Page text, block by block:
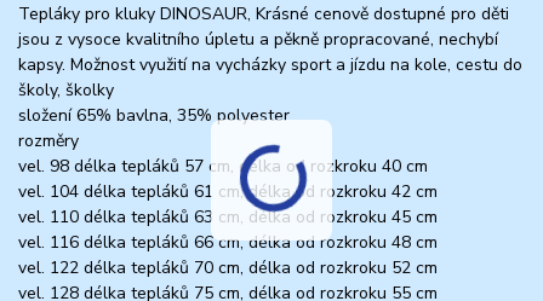
Tepláky pro kluky DINOSAUR, Krásné cenově dostupné pro děti
jsou z vysoce kvalitního úpletu a pěkně propracované, nechybí
kapsy. Možnost využití na vycházky sport a jízdu na kole, cestu do
školy, školky
složení 65% bavlna, 35% polyester
rozměry
vel. 98 délka tepláků 57 cm, délka od rozkroku 40 cm
vel. 104 délka tepláků 61 cm, délka od rozkroku 42 cm
vel. 110 délka tepláků 63 cm, délka od rozkroku 45 cm
vel. 116 délka tepláků 66 cm, délka od rozkroku 48 cm
vel. 122 délka tepláků 70 cm, délka od rozkroku 52 cm
vel. 128 délka tepláků 75 cm, délka od rozkroku 55 cm